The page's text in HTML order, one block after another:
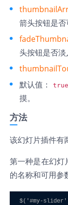
箭头按钮是否
头按钮是否淡
默认值：
true
摸。
方法
该幻灯片插件有
第一种是在幻
的名称和可用参
$('#my-